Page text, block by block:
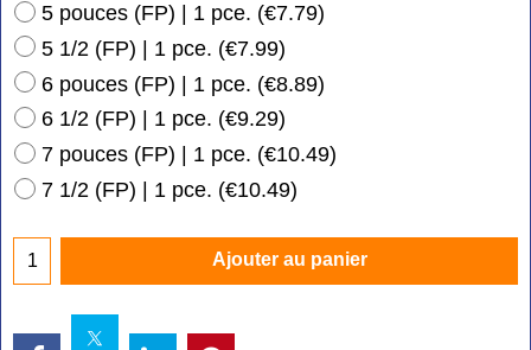
5 pouces (FP) | 1 pce. (€7.79)
5 1/2 (FP) | 1 pce. (€7.99)
6 pouces (FP) | 1 pce. (€8.89)
6 1/2 (FP) | 1 pce. (€9.29)
7 pouces (FP) | 1 pce. (€10.49)
7 1/2 (FP) | 1 pce. (€10.49)
Ajouter au panier